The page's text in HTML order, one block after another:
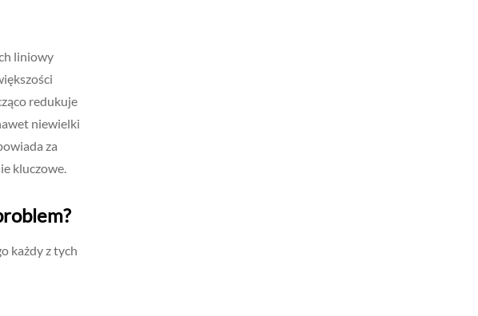
liniowy
redukuje
niewielki
za
kluczowe.
każdy z tych